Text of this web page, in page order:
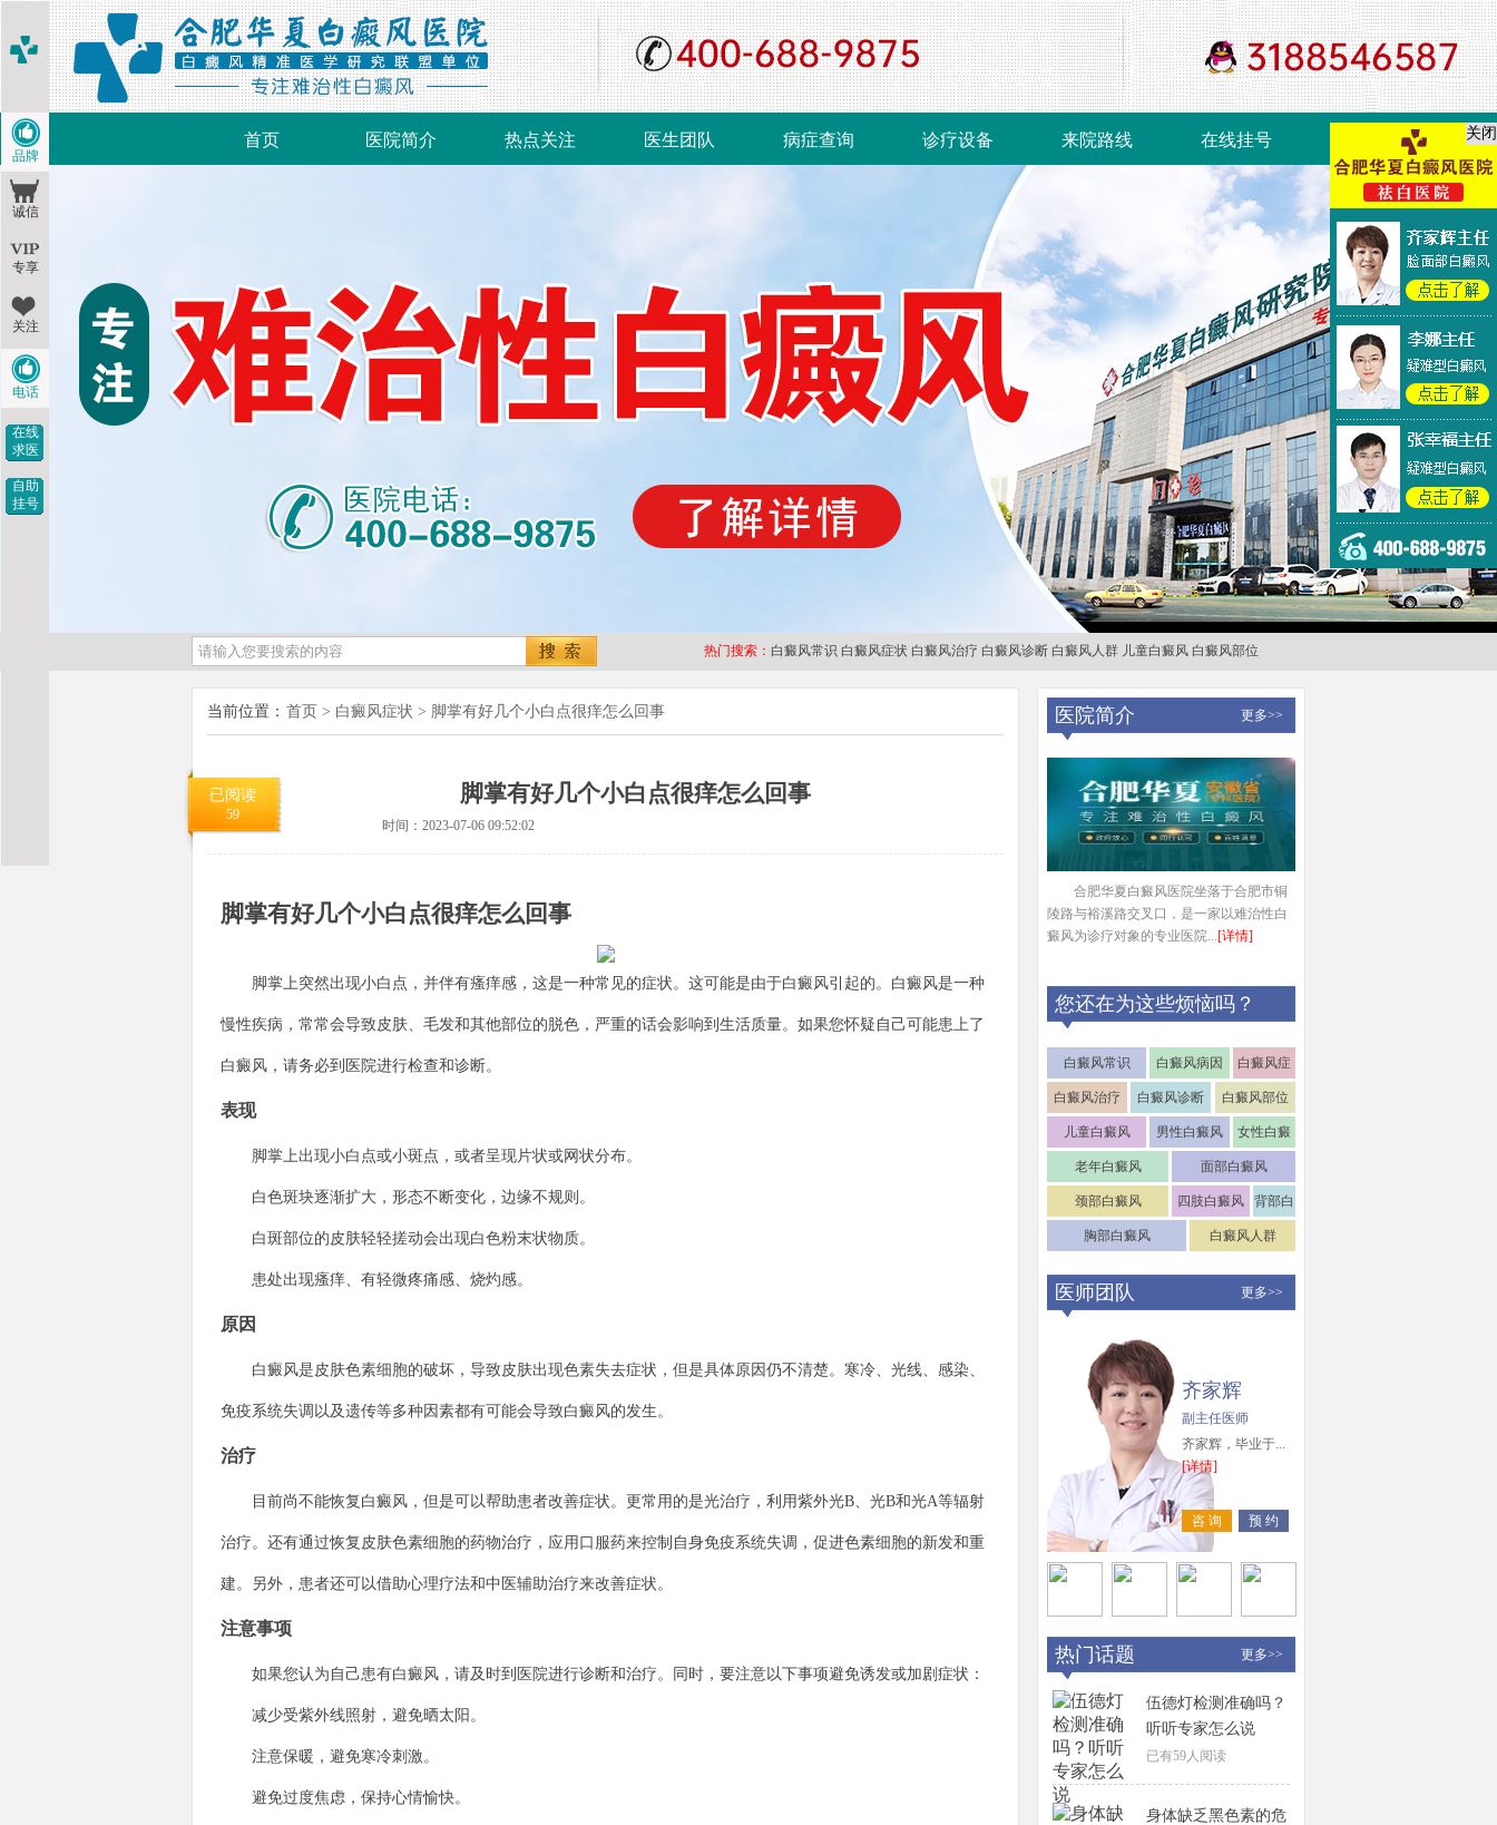
首页 医院简介 热点关注 医生团队 病症查询 诊疗设备 来院路线 在线挂号
热门搜索： 白癜风常识 白癜风症状 白癜风治疗 白癜风诊断 白癜风人群 儿童白癜风 白癜风部位
当前位置： 首页 > 白癜风症状 > 脚掌有好几个小白点很痒怎么回事
已阅读
59
脚掌有好几个小白点很痒怎么回事
时间：2023-07-06 09:52:02
脚掌有好几个小白点很痒怎么回事
脚掌上突然出现小白点，并伴有瘙痒感，这是一种常见的症状。这可能是由于白癜风引起的。白癜风是一种
慢性疾病，常常会导致皮肤、毛发和其他部位的脱色，严重的话会影响到生活质量。如果您怀疑自己可能患上了
白癜风，请务必到医院进行检查和诊断。
表现
脚掌上出现小白点或小斑点，或者呈现片状或网状分布。
白色斑块逐渐扩大，形态不断变化，边缘不规则。
白斑部位的皮肤轻轻搓动会出现白色粉末状物质。
患处出现瘙痒、有轻微疼痛感、烧灼感。
原因
白癜风是皮肤色素细胞的破坏，导致皮肤出现色素失去症状，但是具体原因仍不清楚。寒冷、光线、感染、
免疫系统失调以及遗传等多种因素都有可能会导致白癜风的发生。
治疗
目前尚不能恢复白癜风，但是可以帮助患者改善症状。更常用的是光治疗，利用紫外光B、光B和光A等辐射
治疗。还有通过恢复皮肤色素细胞的药物治疗，应用口服药来控制自身免疫系统失调，促进色素细胞的新发和重
建。另外，患者还可以借助心理疗法和中医辅助治疗来改善症状。
注意事项
如果您认为自己患有白癜风，请及时到医院进行诊断和治疗。同时，要注意以下事项避免诱发或加剧症状：
减少受紫外线照射，避免晒太阳。
注意保暖，避免寒冷刺激。
避免过度焦虑，保持心情愉快。
医院简介 更多>>
合肥华夏白癜风医院坐落于合肥市铜
陵路与裕溪路交叉口，是一家以难治性白
癜风为诊疗对象的专业医院...[详情]
您还在为这些烦恼吗？
白癜风常识 白癜风病因
白癜风症
状
白癜风治疗 白癜风诊断 白癜风部位
儿童白癜风 男性白癜风
女性白癜
风
老年白癜风 面部白癜风
颈部白癜风 四肢白癜风
背部白
癜风
胸部白癜风 白癜风人群
医师团队 更多>>
齐家辉
副主任医师
齐家辉，毕业于...
[详情]
咨 询 预 约
热门话题 更多>>
伍德灯检测准确吗？
听听专家怎么说
已有59人阅读
身体缺乏黑色素的危
品牌
诚信
专享
关注
电话
在线
求医
自助
挂号
关闭